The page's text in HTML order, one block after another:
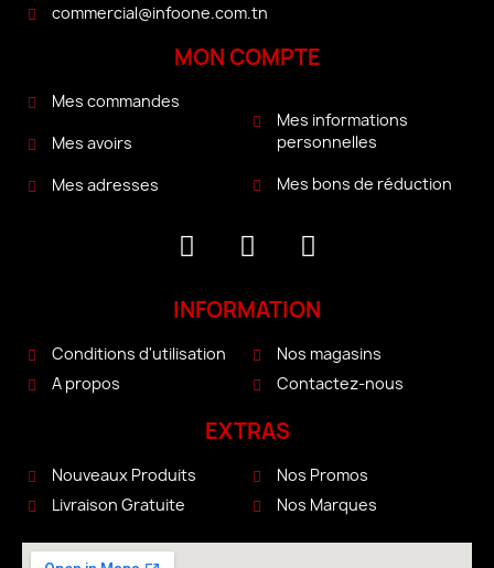
commercial@infoone.com.tn
MON COMPTE
Mes commandes
Mes avoirs
Mes adresses
Mes informations
personnelles
Mes bons de réduction
INFORMATION
Conditions d'utilisation
A propos
Nos magasins
Contactez-nous
EXTRAS
Nouveaux Produits
Livraison Gratuite
Nos Promos
Nos Marques